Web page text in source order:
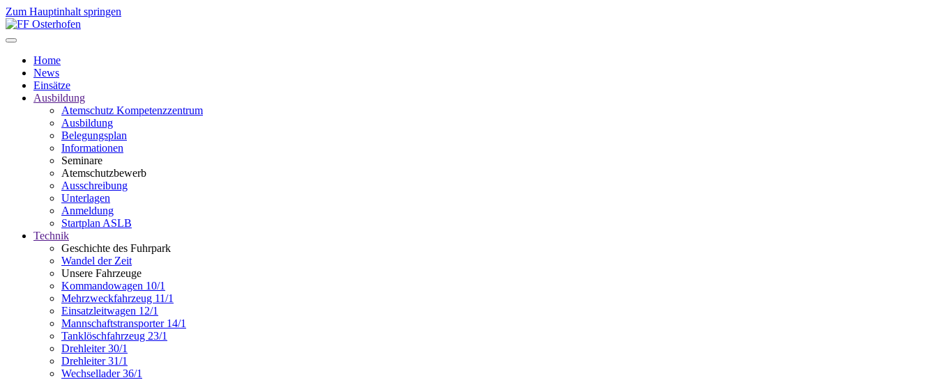
Zum Hauptinhalt springen
Home
News
Einsätze
Ausbildung
Atemschutz Kompetenzzentrum
Ausbildung
Belegungsplan
Informationen
Seminare
Atemschutzbewerb
Ausschreibung
Unterlagen
Anmeldung
Startplan ASLB
Technik
Geschichte des Fuhrpark
Wandel der Zeit
Unsere Fahrzeuge
Kommandowagen 10/1
Mehrzweckfahrzeug 11/1
Einsatzleitwagen 12/1
Mannschaftstransporter 14/1
Tanklöschfahrzeug 23/1
Drehleiter 30/1
Drehleiter 31/1
Wechsellader 36/1